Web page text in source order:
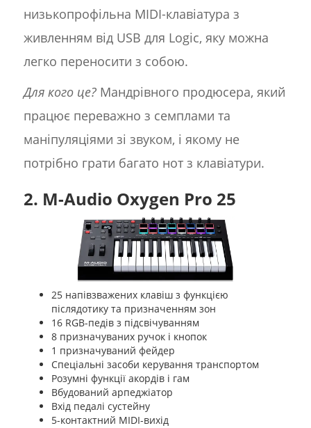
низькопрофільна MIDI-клавіатура з
живленням від USB для Logic, яку можна
легко переносити з собою.
Для кого це?Мандрівного продюсера, який
працює переважно з семплами та
маніпуляціями зі звуком, і якому не
потрібно грати багато нот з клавіатури.
2. M-Audio Oxygen Pro 25
25 напівзважених клавіш з функцією
післядотику та призначенням зон
16 RGB-педів з підсвічуванням
8 призначуваних ручок і кнопок
1 призначуваний фейдер
Спеціальні засоби керування транспортом
Розумні функції акордів і гам
Вбудований арпеджіатор
Вхід педалі сустейну
5-контактний MIDI-вихід